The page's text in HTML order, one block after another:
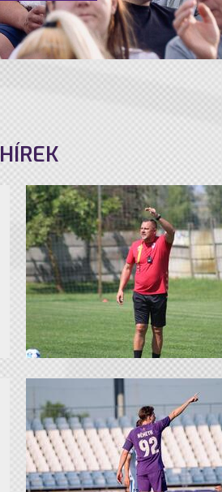
HÍREK